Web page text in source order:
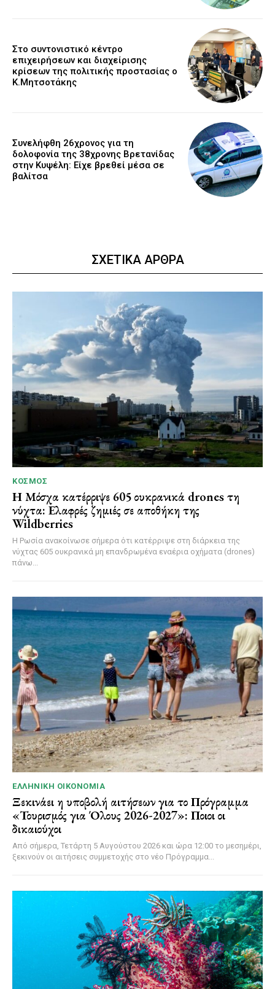
Στο συντονιστικό κέντρο
επιχειρήσεων και διαχείρισης
κρίσεων της πολιτικής προστασίας ο
Κ.Μητσοτάκης
Συνελήφθη 26χρονος για τη
δολοφονία της 38χρονης Βρετανίδας
στην Κυψέλη: Είχε βρεθεί μέσα σε
βαλίτσα
ΣΧΕΤΙΚΑ ΑΡΘΡΑ
ΚΌΣΜΟΣ
Η Μόσχα κατέρριψε 605 ουκρανικά drones τη
νύχτα: Ελαφρές ζημιές σε αποθήκη της
Wildberries
Η Ρωσία ανακοίνωσε σήμερα ότι κατέρριψε στη διάρκεια της
νύχτας 605 ουκρανικά μη επανδρωμένα εναέρια οχήματα (drones)
πάνω...
ΕΛΛΗΝΙΚΉ ΟΙΚΟΝΟΜΊΑ
Ξεκινάει η υποβολή αιτήσεων για το Πρόγραμμα
«Τουρισμός για Όλους 2026-2027»: Ποιοι οι
δικαιούχοι
Από σήμερα, Τετάρτη 5 Αυγούστου 2026 και ώρα 12:00 το μεσημέρι,
ξεκινούν οι αιτήσεις συμμετοχής στο νέο Πρόγραμμα...